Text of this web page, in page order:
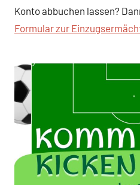
Konto abbuchen lassen?
Formular zur